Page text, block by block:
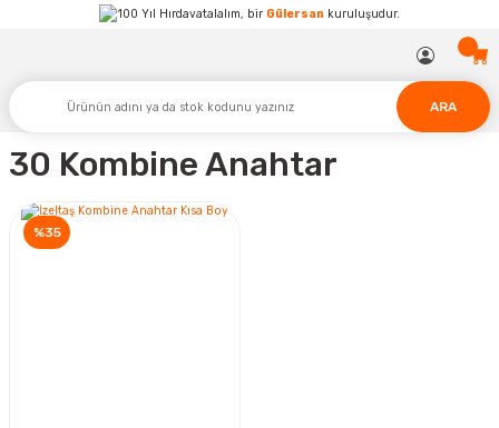
Hırdavatalalım, bir Gülersan kuruluşudur.
ARA
30 Kombine Anahtar
%35